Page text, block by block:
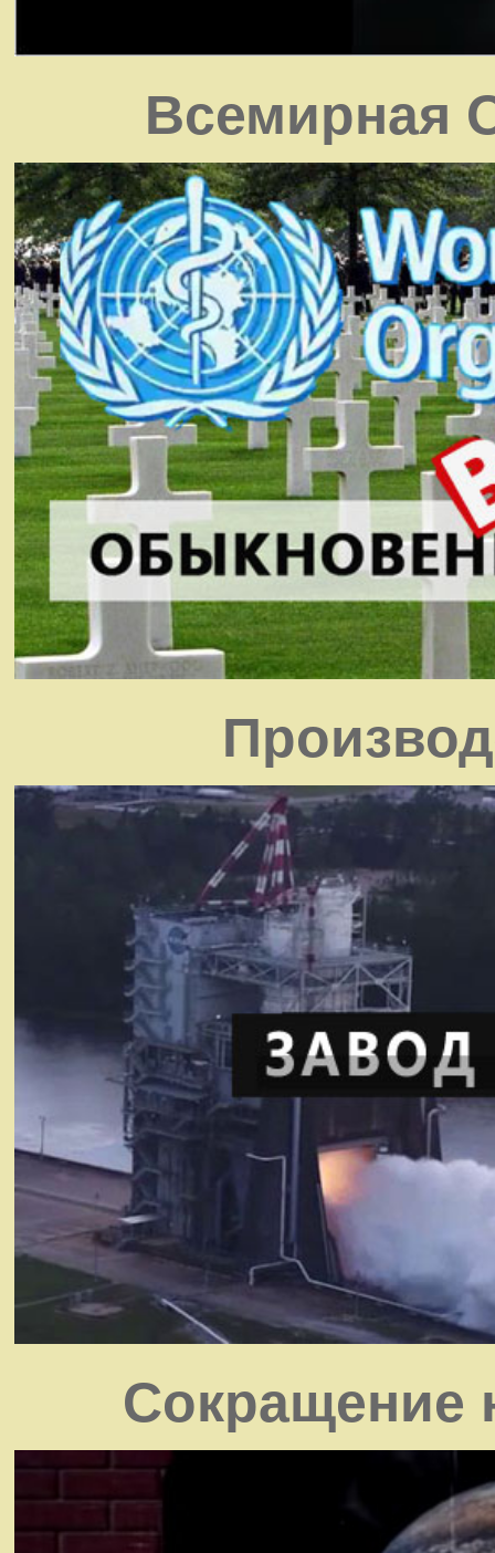
Всемирная
Сокращение